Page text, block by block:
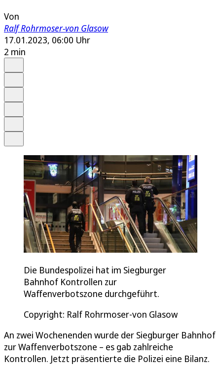
Von
Ralf Rohrmoser-von Glasow
17.01.2023, 06:00 Uhr
2 min
Die Bundespolizei hat im Siegburger
Bahnhof Kontrollen zur
Waffenverbotszone durchgeführt.
Copyright: Ralf Rohrmoser-von Glasow
An zwei Wochenenden wurde der Siegburger Bahnhof
zur Waffenverbotszone – es gab zahlreiche
Kontrollen. Jetzt präsentierte die Polizei eine Bilanz.